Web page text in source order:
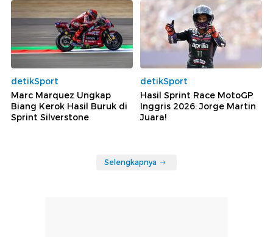
detikSport
Marc Marquez Ungkap
Biang Kerok Hasil Buruk di
Sprint Silverstone
detikSport
Hasil Sprint Race MotoGP
Inggris 2026: Jorge Martin
Juara!
Selengkapnya